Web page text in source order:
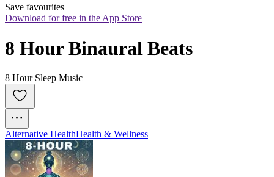
Save favourites
Download for free in the App Store
8 Hour Binaural Beats
8 Hour Sleep Music
Alternative HealthHealth & Wellness